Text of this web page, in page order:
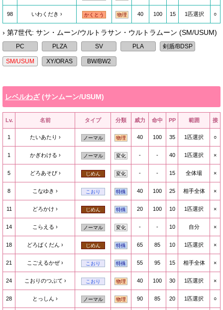
98 いわくだき かくとう 物理 40 100 15 1匹選択 ○
› 第7世代: サン・ムーン/ウルトラサン・ウルトラムーン (SM/USUM)
レベルわざ(サンムーン/USUM)
Lv. 名前 タイプ 分類 威力 命中 PP 範囲 接
1 たいあたり ノーマル 物理 40 100 35 1匹選択 ○
1 かぎわける ノーマル 変化 - - 40 1匹選択 ×
5 どろあそび じめん 変化 - - 15 全体場 ×
8 こなゆき こおり 特殊 40 100 25 相手全体 ×
11 どろかけ じめん 特殊 20 100 10 1匹選択 ×
14 こらえる ノーマル 変化 - - 10 自分 ×
18 どろばくだん じめん 特殊 65 85 10 1匹選択 ×
21 こごえるかぜ こおり 特殊 55 95 15 相手全体 ×
24 こおりのつぶて こおり 物理 40 100 30 1匹選択 ×
28 とっしん ノーマル 物理 90 85 20 1匹選択 ○